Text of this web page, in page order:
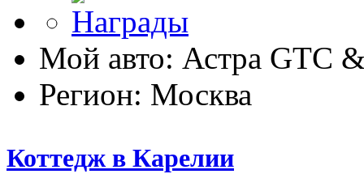
Мой авто: Астра GTC
Регион: Москва
Коттедж в Карелии